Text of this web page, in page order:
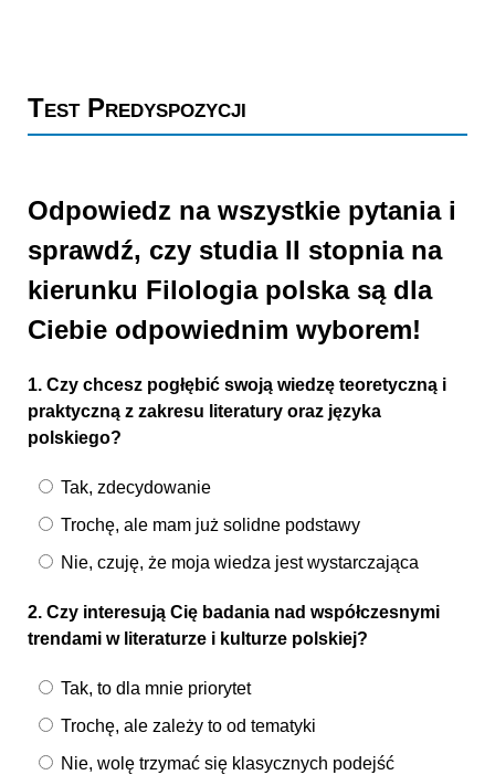
Test Predyspozycji
Odpowiedz na wszystkie pytania i
sprawdź, czy studia II stopnia na
kierunku Filologia polska są dla
Ciebie odpowiednim wyborem!
1. Czy chcesz pogłębić swoją wiedzę teoretyczną i
praktyczną z zakresu literatury oraz języka
polskiego?
Tak, zdecydowanie
Trochę, ale mam już solidne podstawy
Nie, czuję, że moja wiedza jest wystarczająca
2. Czy interesują Cię badania nad współczesnymi
trendami w literaturze i kulturze polskiej?
Tak, to dla mnie priorytet
Trochę, ale zależy to od tematyki
Nie, wolę trzymać się klasycznych podejść